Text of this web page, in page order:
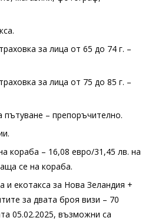
за лица от 65 до 74 г. –
за лица от 75 до 85 г. –
пътуване – препоръчително.
кораба – 16,08 евро/31,45 лв. на
се на кораба.
и екотакса за Нова Зеландия +
за двата броя визи – 70
05.02.2025, възможни са